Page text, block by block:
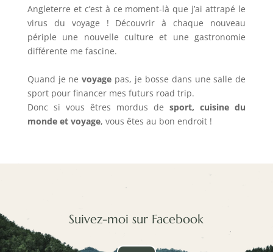
Angleterre et c’est à ce moment-là que j’ai attrapé le
virus du voyage ! Découvrir à chaque nouveau
périple une nouvelle culture et une gastronomie
différente me fascine.
Quand je nevoyage pas, je bosse dans une salle de
sport pour financer mes futurs road trip.
Donc si vous êtres mordus desport, cuisine du
monde et voyage, vous êtes au bon endroit !
Suivez-moi sur Facebook